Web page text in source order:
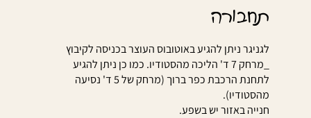
תחבורה
לגניגר ניתן להגיע באוטובוס העוצר בכניסה לקיבוץ
_מרחק 7 ד' הליכה מהסטודיו. כמו כן ניתן להגיע
לתחנת הרכבת כפר ברוך (מרחק של 5 ד' נסיעה
מהסטודיו).
חנייה באזור יש בשפע.